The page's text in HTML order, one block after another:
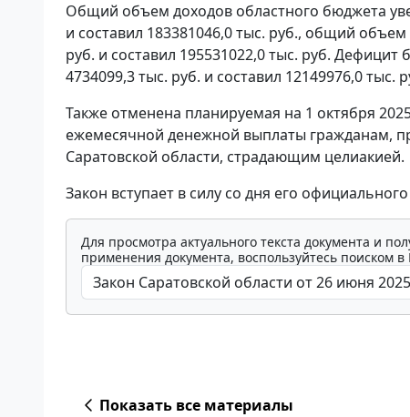
Общий объем доходов областного бюджета
и составил 183381046,0 тыс. руб., общий объем
руб. и составил 195531022,0 тыс. руб. Дефицит
4734099,3 тыс. руб. и составил 12149976,0 тыс.
Также отменена планируемая на 1 октября
ежемесячной денежной выплаты гражданам,
Саратовской области, страдающим целиакией.
Закон вступает в силу со дня его
Для просмотра актуального текста документа и
применения документа, воспользуйтесь поиском
Показать все материалы